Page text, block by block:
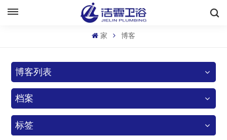
家 博客
博客列表
档案
标签